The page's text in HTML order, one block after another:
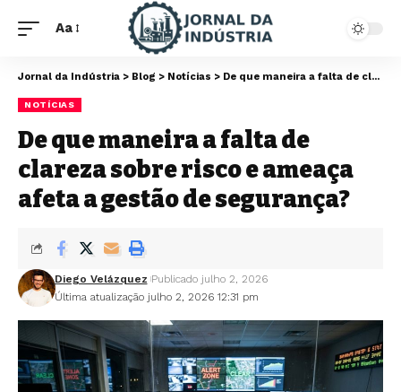
Aa
Jornal da Indústria > Blog > Notícias > De que maneira a falta de clareza sobre risco e ameaça afeta a gestão de segurança?
NOTÍCIAS
De que maneira a falta de
clareza sobre risco e ameaça
afeta a gestão de segurança?
Última atualização julho 2, 2026 12:31 pm
Diego Velázquez Publicado julho 2, 2026